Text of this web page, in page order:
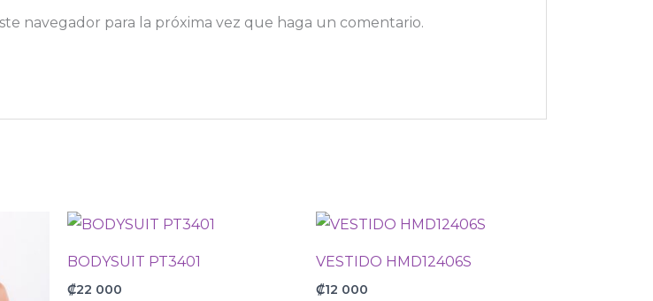
navegador para la próxima vez que haga un comentario.
BODYSUIT PT3401
₡22 000
VESTIDO HMD12406S
₡12 000